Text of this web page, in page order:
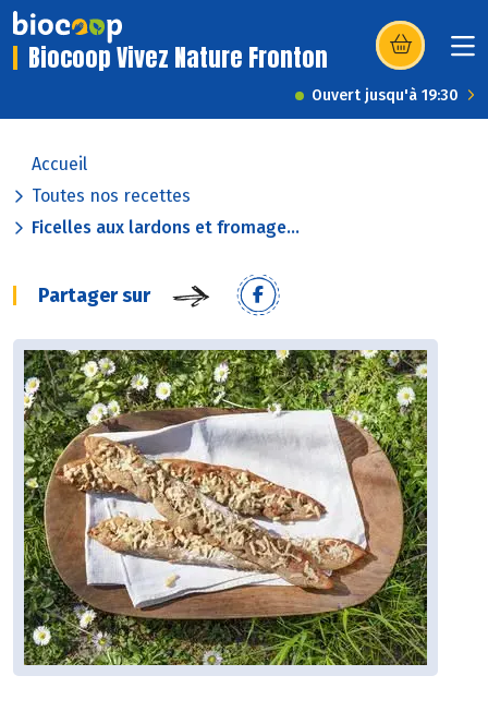
Biocoop Vivez Nature Fronton (s’ouvre dans
Ouvert jusqu'à 19:30
Accueil
Toutes nos recettes
Ficelles aux lardons et fromage...
Partager sur